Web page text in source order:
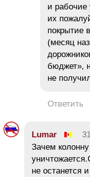
и рабочие
их
покрытие
(месяц
бюджет»,
не
Ответить
Lumar
Зачем
не останется